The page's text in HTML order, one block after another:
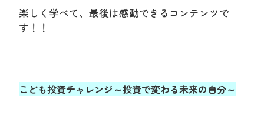
楽しく学べて、最後は感動できるコンテンツで
す！！
こども投資チャレンジ～投資で変わる未来の自分～